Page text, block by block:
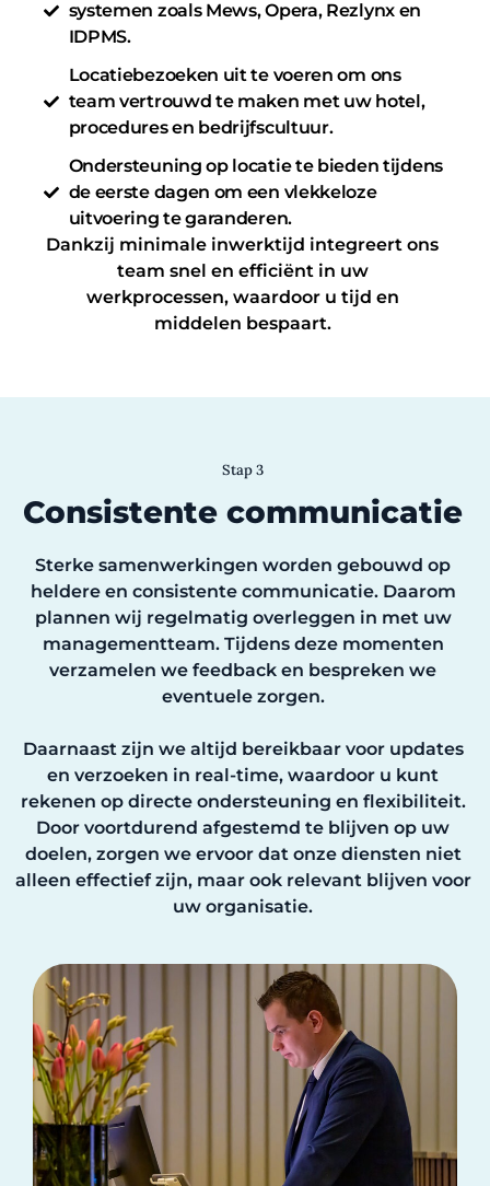
systemen zoals Mews, Opera, Rezlynx en
IDPMS.
Locatiebezoeken uit te voeren om ons
team vertrouwd te maken met uw hotel,
procedures en bedrijfscultuur.
Ondersteuning op locatie te bieden tijdens
de eerste dagen om een vlekkeloze
uitvoering te garanderen.
Dankzij minimale inwerktijd integreert ons
team snel en efficiënt in uw
werkprocessen, waardoor u tijd en
middelen bespaart.
Stap 3
Consistente communicatie
Sterke samenwerkingen worden gebouwd op
heldere en consistente communicatie. Daarom
plannen wij regelmatig overleggen in met uw
managementteam. Tijdens deze momenten
verzamelen we feedback en bespreken we
eventuele zorgen.
Daarnaast zijn we altijd bereikbaar voor updates
en verzoeken in real-time, waardoor u kunt
rekenen op directe ondersteuning en flexibiliteit.
Door voortdurend afgestemd te blijven op uw
doelen, zorgen we ervoor dat onze diensten niet
alleen effectief zijn, maar ook relevant blijven voor
uw organisatie.